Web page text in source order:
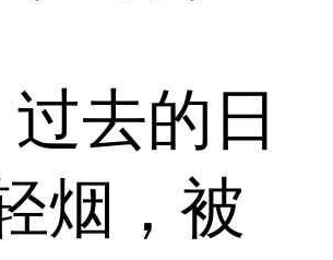
过去的日
烟，被